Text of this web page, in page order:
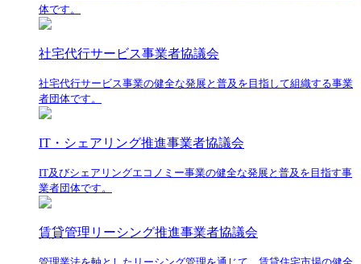
体です。
社宅代行サービス事業者協議会
社宅代行サービス事業の健全な発展と普及を目指して組織する事業
者団体です。
IT・シェアリング推進事業者協議会
IT及びシェアリングエコノミー事業の健全な発展と普及を目指す事
業者団体です。
賃貸管理リーシング推進事業者協議会